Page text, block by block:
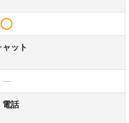
ャット
—
電話